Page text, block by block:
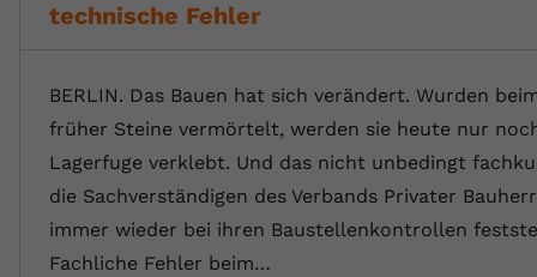
technische Fehler
BERLIN. Das Bauen hat sich verändert. Wurden
früher Steine vermörtelt, werden sie heute nur
Lagerfuge verklebt. Und das nicht unbedingt
die Sachverständigen des Verbands Privater
immer wieder bei ihren Baustellenkontrollen
Fachliche Fehler beim…